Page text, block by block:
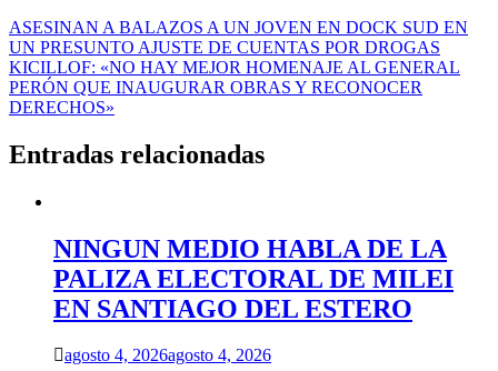
Navegación
de
entradas
ASESINAN A BALAZOS A UN JOVEN EN DOCK SUD EN
UN PRESUNTO AJUSTE DE CUENTAS POR DROGAS
KICILLOF: «NO HAY MEJOR HOMENAJE AL GENERAL
PERÓN QUE INAUGURAR OBRAS Y RECONOCER
DERECHOS»
Entradas relacionadas
NINGUN MEDIO HABLA DE LA
PALIZA ELECTORAL DE MILEI
EN SANTIAGO DEL ESTERO
agosto 4, 2026agosto 4, 2026